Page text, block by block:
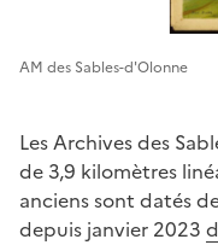
AM des Sables-d'Olonne
Les Archives des
de 3,9 kilomètres
anciens sont datés
depuis janvier 2023